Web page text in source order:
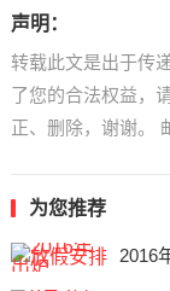
声明：
转载此文是出于传
了您的合法权益，
正、删除，谢谢。
为您推荐
2016